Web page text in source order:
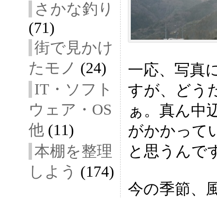
さかな釣り
(71)
街で見かけ
たモノ (24)
IT・ソフト
ウェア・OS
他 (11)
本棚を整理
しよう (174)
一応、写真
すが、どう
ぁ。真ん中
がかかって
と思うんで
今の季節、